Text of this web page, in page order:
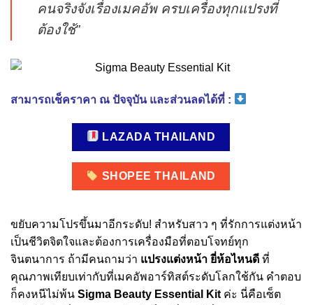
คนจริงจังเรื่องเมคอัพ ครบเครื่องทุกแปรงที่
ต้องใช้”
สามารถเช็คราคา ณ ปัจจุบัน และส่วนลดได้ที่ :
LAZADA THAILAND
SHOPEE THAILAND
ขยับความโปรขึ้นมาอีกระดับ! สำหรับสาว ๆ ที่รักการแต่งหน้า
เป็นชีวิตจิตใจและต้องการเครื่องมือที่ตอบโจทย์ทุก
จินตนาการ ถ้ามีคนถามว่า แปรงแต่งหน้า ยี่ห้อไหนดี ที่
คุณภาพเทียบเท่ากับที่เมคอัพอาร์ทิสต์ระดับโลกใช้กัน คำตอบ
ก็คงหนีไม่พ้น Sigma Beauty Essential Kit ค่ะ นี่คือเซ็ต